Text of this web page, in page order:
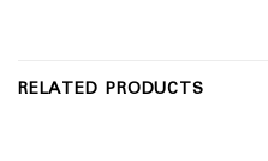
RELATED PRODUCTS